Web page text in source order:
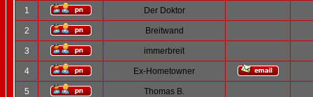
1 Der Doktor
2 Breitwand
3 immerbreit
4 Ex-Hometowner
5 Thomas B.